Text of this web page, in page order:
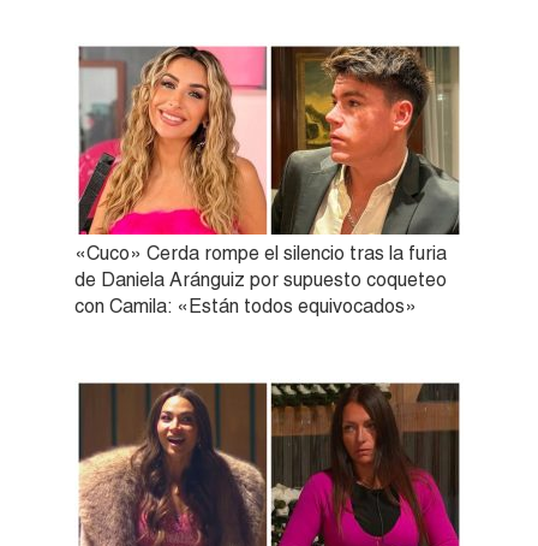
«Cuco» Cerda rompe el silencio tras la furia
de Daniela Aránguiz por supuesto coqueteo
con Camila: «Están todos equivocados»